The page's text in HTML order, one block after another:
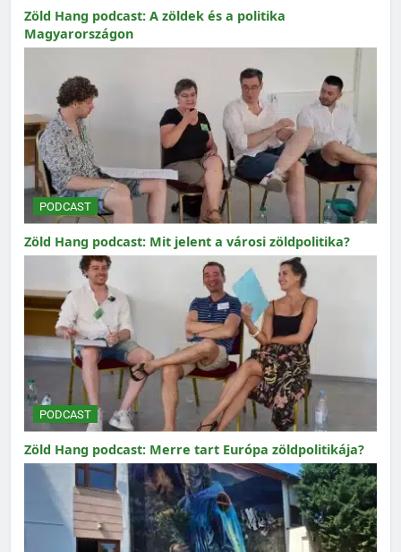
Zöld Hang podcast: A zöldek és a politika
Magyarországon
PODCAST
Zöld Hang podcast: Mit jelent a városi zöldpolitika?
PODCAST
Zöld Hang podcast: Merre tart Európa zöldpolitikája?